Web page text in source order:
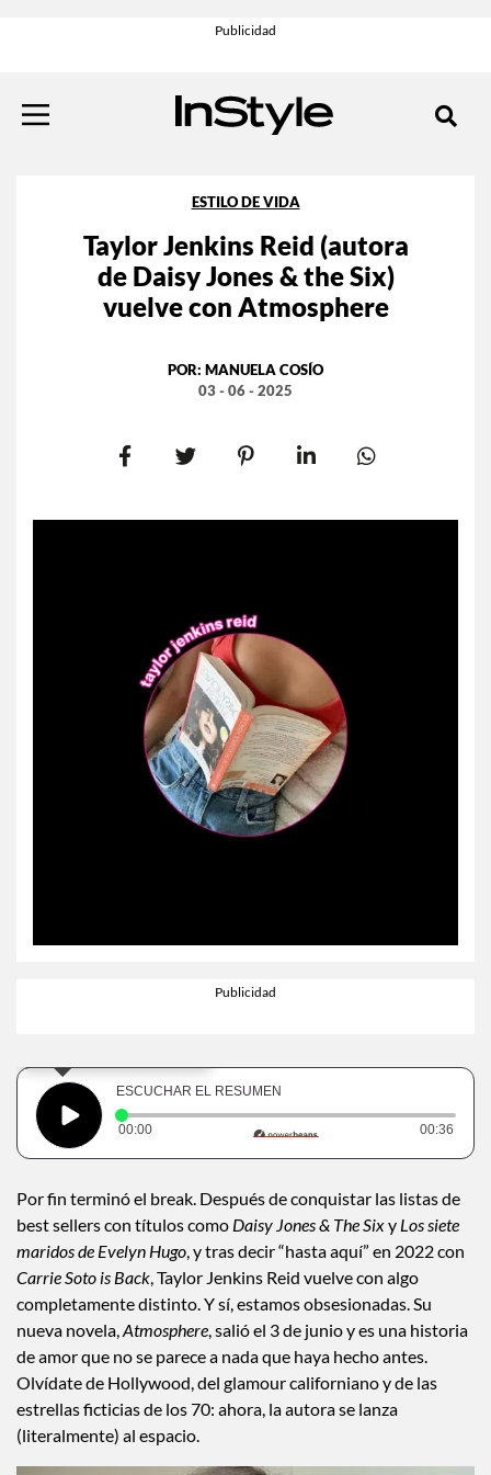
ESTILO DE VIDA
Taylor Jenkins Reid (autora
de Daisy Jones & the Six)
vuelve con Atmosphere
POR: MANUELA COSÍO
03 - 06 - 2025
ESCUCHAR EL RESUMEN
00:00 Tiempo transcurrido: 0 segundos 00:36
Por fin terminó el break. Después de conquistar las listas de
best sellers con títulos como Daisy Jones & The Sixy Los siete
maridos de Evelyn Hugo, y tras decir “hasta aquí” en 2022 con
Carrie Soto is Back, Taylor Jenkins Reid vuelve con algo
completamente distinto. Y sí, estamos obsesionadas. Su
nueva novela,Atmosphere, salió el 3 de junio y es una historia
de amor que no se parece a nada que haya hecho antes.
Olvídate de Hollywood, del glamour californiano y de las
estrellas ficticias de los 70: ahora, la autora se lanza
(literalmente) al espacio.